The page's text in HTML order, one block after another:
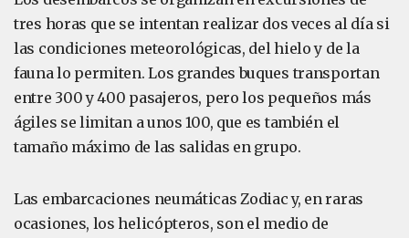
tres horas que se intentan realizar dos veces al día si
las condiciones meteorológicas, del hielo y de la
fauna lo permiten. Los grandes buques transportan
entre 300 y 400 pasajeros, pero los pequeños más
ágiles se limitan a unos 100, que es también el
tamaño máximo de las salidas en grupo.
Las embarcaciones neumáticas Zodiac y, en raras
ocasiones, los helicópteros, son el medio de